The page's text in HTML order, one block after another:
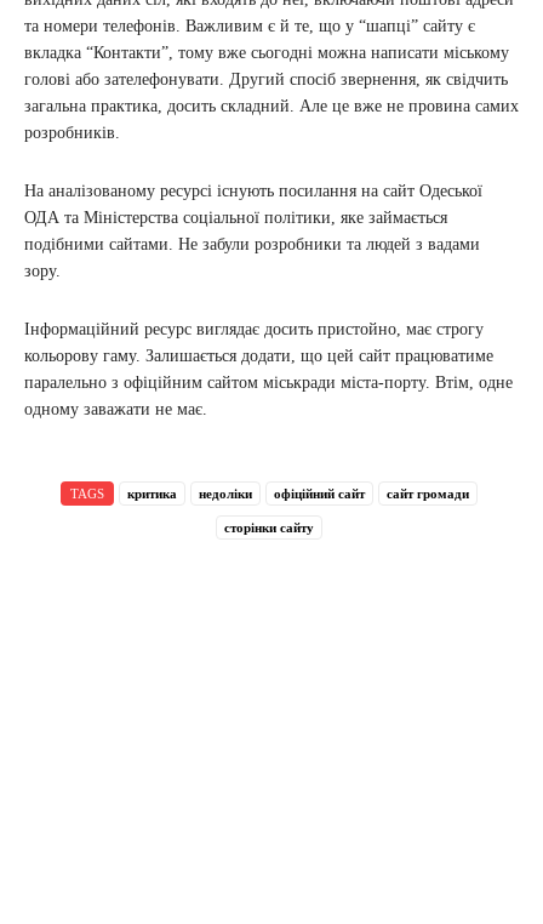
та номери телефонів. Важливим є й те, що у “шапці” сайту є
вкладка “Контакти”, тому вже сьогодні можна написати міському
голові або зателефонувати. Другий спосіб звернення, як свідчить
загальна практика, досить складний. Але це вже не провина самих
розробників.
На аналізованому ресурсі існують посилання на сайт Одеської
ОДА та Міністерства соціальної політики, яке займається
подібними сайтами. Не забули розробники та людей з вадами
зору.
Інформаційний ресурс виглядає досить пристойно, має строгу
кольорову гаму. Залишається додати, що цей сайт працюватиме
паралельно з офіційним сайтом міськради міста-порту. Втім, одне
одному заважати не має.
TAGS критика недоліки офіційний сайт сайт громади
сторінки сайту